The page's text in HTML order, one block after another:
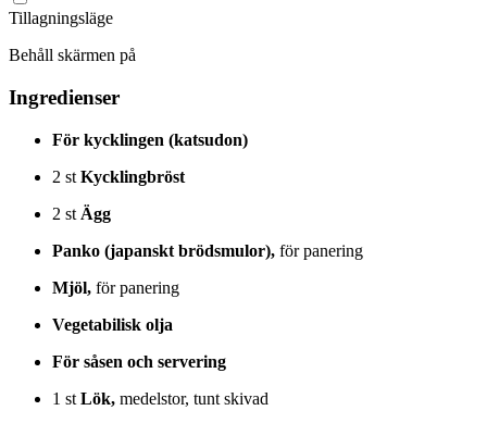
Tillagningsläge
Behåll skärmen på
Ingredienser
För kycklingen (katsudon)
2 st Kycklingbröst
2 st Ägg
Panko (japanskt brödsmulor), för panering
Mjöl, för panering
Vegetabilisk olja
För såsen och servering
1 st Lök, medelstor, tunt skivad